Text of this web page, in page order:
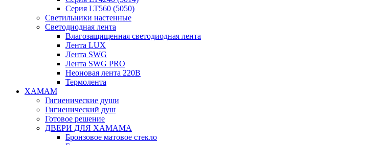
Серия LT560 (5050)
Светильники настенные
Светодиодная лента
Влагозащищенная светодиодная лента
Лента LUX
Лента SWG
Лента SWG PRO
Неоновая лента 220В
Термолента
ХАМАМ
Гигиенические души
Гигиенический душ
Готовое решение
ДВЕРИ ДЛЯ ХАМАМА
Бронзовое матовое стекло